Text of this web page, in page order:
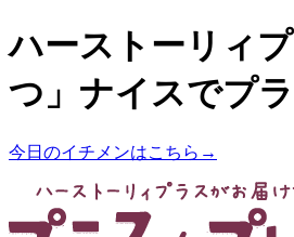
ハーストーリィ
つ」ナイスでプ
今日のイチメンはこちら→